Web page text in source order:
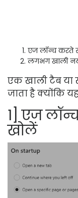
एज लॉन्च करते
लगभग खाली
एक खाली टैब या
जाता है क्योंकि
1] एज
खोलें